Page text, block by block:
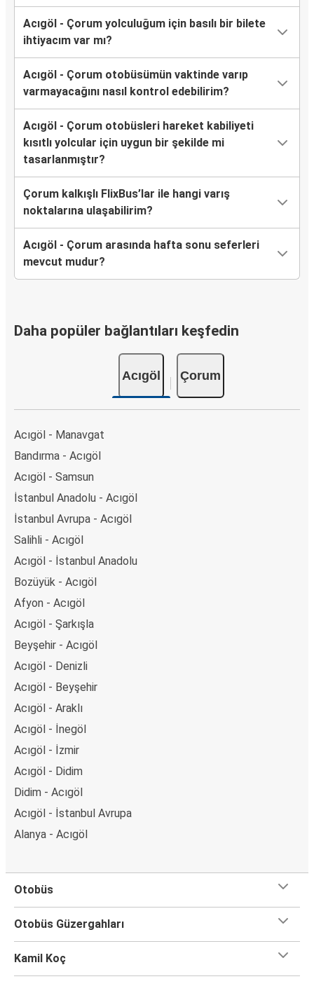
Acıgöl - Çorum yolculuğum için basılı bir bilete
ihtiyacım var mı?
Acıgöl - Çorum otobüsümün vaktinde varıp
varmayacağını nasıl kontrol edebilirim?
Acıgöl - Çorum otobüsleri hareket kabiliyeti
kısıtlı yolcular için uygun bir şekilde mi
tasarlanmıştır?
Çorum kalkışlı FlixBus’lar ile hangi varış
noktalarına ulaşabilirim?
Acıgöl - Çorum arasında hafta sonu seferleri
mevcut mudur?
Daha popüler bağlantıları keşfedin
Acıgöl Çorum
Acıgöl - Manavgat
Bandırma - Acıgöl
Acıgöl - Samsun
İstanbul Anadolu - Acıgöl
İstanbul Avrupa - Acıgöl
Salihli - Acıgöl
Acıgöl - İstanbul Anadolu
Bozüyük - Acıgöl
Afyon - Acıgöl
Acıgöl - Şarkışla
Beyşehir - Acıgöl
Acıgöl - Denizli
Acıgöl - Beyşehir
Acıgöl - Araklı
Acıgöl - İnegöl
Acıgöl - İzmir
Acıgöl - Didim
Didim - Acıgöl
Acıgöl - İstanbul Avrupa
Alanya - Acıgöl
Otobüs
Otobüs Güzergahları
Kamil Koç